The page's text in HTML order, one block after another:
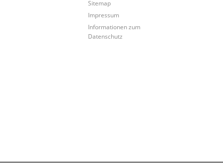
Sitemap
Impressum
Informationen zum
Datenschutz